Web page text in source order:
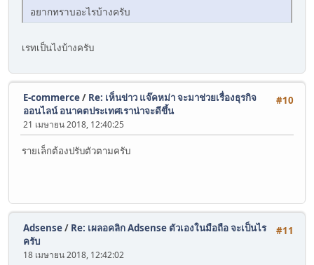
อยากทราบอะไรบ้างครับ
เรทเป็นไงบ้างครับ
#10
E-commerce/ Re: เห็นข่าว แจ๊คหม่า จะมาช่วยเรื่องธุรกิจ
ออนไลน์ อนาคตประเทศเราน่าจะดีขึ้น
21 เมษายน 2018, 12:40:25
รายเล็กต้องปรับตัวตามครับ
#11
Adsense/ Re: เผลอคลิก Adsense ตัวเองในมือถือ จะเป็นไร
ครับ
18 เมษายน 2018, 12:42:02